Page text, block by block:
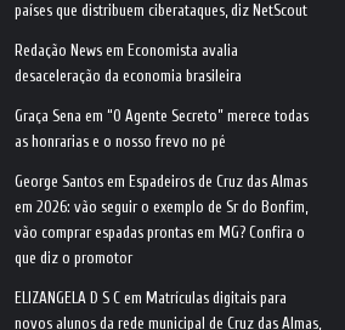
países que distribuem ciberataques, diz NetScout
Redação News em Economista avalia
desaceleração da economia brasileira
Graça Sena em“O Agente Secreto” merece todas
as honrarias e o nosso frevo no pé
George Santos em Espadeiros de Cruz das Almas
em 2026: vão seguir o exemplo de Sr do Bonfim,
vão comprar espadas prontas em MG? Confira o
que diz o promotor
ELIZANGELA D S C em Matrículas digitais para
novos alunos da rede municipal de Cruz das Almas,